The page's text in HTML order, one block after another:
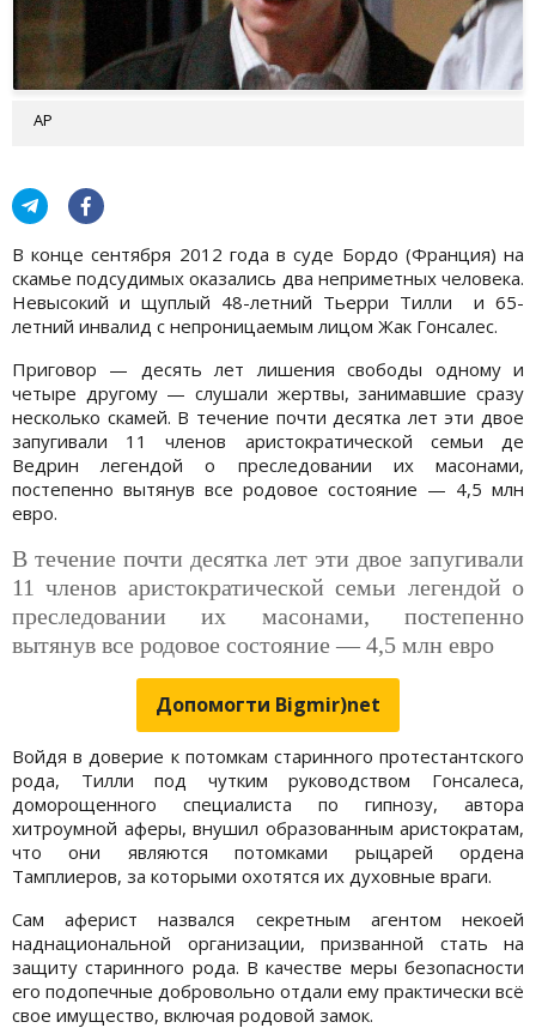
АР
В конце сентября 2012 года в суде Бордо (Франция) на
скамье подсудимых оказались два неприметных человека.
Невысокий и щуплый 48-летний Тьерри Тилли и 65-
летний инвалид с непроницаемым лицом Жак Гонсалес.
Приговор — десять лет лишения свободы одному и
четыре другому — слушали жертвы, занимавшие сразу
несколько скамей. В течение почти десятка лет эти двое
запугивали 11 членов аристократической семьи де
Ведрин легендой о преследовании их масонами,
постепенно вытянув все родовое состояние — 4,5 млн
евро.
В течение почти десятка лет эти двое запугивали
11 членов аристократической семьи легендой о
преследовании их масонами, постепенно
вытянув все родовое состояние — 4,5 млн евро
Допомогти Bigmir)net
Войдя в доверие к потомкам старинного протестантского
рода, Тилли под чутким руководством Гонсалеса,
доморощенного специалиста по гипнозу, автора
хитроумной аферы, внушил образованным аристократам,
что они являются потомками рыцарей ордена
Тамплиеров, за которыми охотятся их духовные враги.
Сам аферист назвался секретным агентом некоей
наднациональной организации, призванной стать на
защиту старинного рода. В качестве меры безопасности
его подопечные добровольно отдали ему практически всё
свое имущество, включая родовой замок.